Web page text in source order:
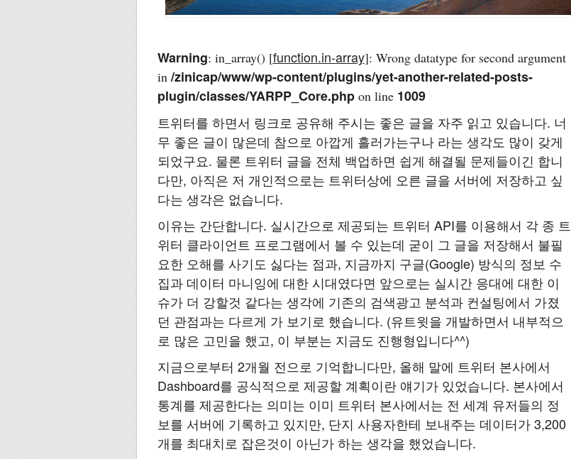
Warning: in_array() [function.in-array]: Wrong datatype for second argument
in /zinicap/www/wp-content/plugins/yet-another-related-posts-
plugin/classes/YARPP_Core.phpon line 1009
트위터를 하면서 링크로 공유해 주시는 좋은 글을 자주 읽고 있습니다. 너
무 좋은 글이 많은데 참으로 아깝게 흘러가는구나 라는 생각도 많이 갖게
되었구요. 물론 트위터 글을 전체 백업하면 쉽게 해결될 문제들이긴 합니
다만, 아직은 저 개인적으로는 트위터상에 오른 글을 서버에 저장하고 싶
다는 생각은 없습니다.
이유는 간단합니다. 실시간으로 제공되는 트위터 API를 이용해서 각 종 트
위터 클라이언트 프로그램에서 볼 수 있는데 굳이 그 글을 저장해서 불필
요한 오해를 사기도 싫다는 점과, 지금까지 구글(Google) 방식의 정보 수
집과 데이터 마니잉에 대한 시대였다면 앞으로는 실시간 응대에 대한 이
슈가 더 강할것 같다는 생각에 기존의 검색광고 분석과 컨설팅에서 가졌
던 관점과는 다르게 가 보기로 했습니다. (유트윗을 개발하면서 내부적으
로 많은 고민을 했고, 이 부분는 지금도 진행형입니다^^)
지금으로부터 2개월 전으로 기억합니다만, 올해 말에 트위터 본사에서
Dashboard를 공식적으로 제공할 계획이란 얘기가 있었습니다. 본사에서
통계를 제공한다는 의미는 이미 트위터 본사에서는 전 세계 유저들의 정
보를 서버에 기록하고 있지만, 단지 사용자한테 보내주는 데이터가 3,200
개를 최대치로 잡은것이 아닌가 하는 생각을 했었습니다.